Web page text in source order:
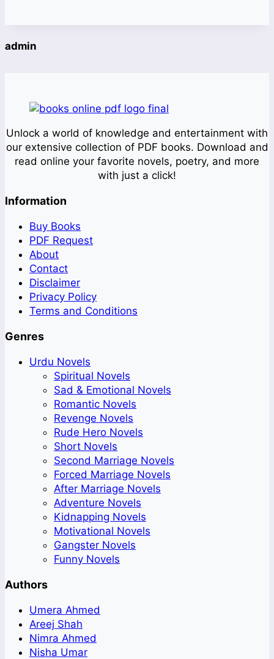
admin
Unlock a world of knowledge and entertainment with
our extensive collection of PDF books. Download and
read online your favorite novels, poetry, and more
with just a click!
Information
Buy Books
PDF Request
About
Contact
Disclaimer
Privacy Policy
Terms and Conditions
Genres
Urdu Novels
Spiritual Novels
Sad & Emotional Novels
Romantic Novels
Revenge Novels
Rude Hero Novels
Short Novels
Second Marriage Novels
Forced Marriage Novels
After Marriage Novels
Adventure Novels
Kidnapping Novels
Motivational Novels
Gangster Novels
Funny Novels
Authors
Umera Ahmed
Areej Shah
Nimra Ahmed
Nisha Umar